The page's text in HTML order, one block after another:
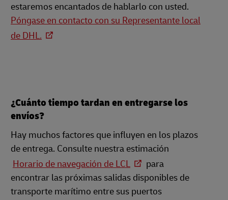
estaremos encantados de hablarlo con usted.
Póngase en contacto con su Representante local
de DHL.
¿Cuánto tiempo tardan en entregarse los
envíos?
Hay muchos factores que influyen en los plazos
de entrega. Consulte nuestra estimación
Horario de navegación de LCL
para
encontrar las próximas salidas disponibles de
transporte marítimo entre sus puertos